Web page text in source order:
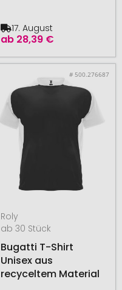
ab 28,39 €
17. August
# 500.276687
Roly
ab 30 Stück
Bugatti T-Shirt
Unisex aus
recyceltem Material